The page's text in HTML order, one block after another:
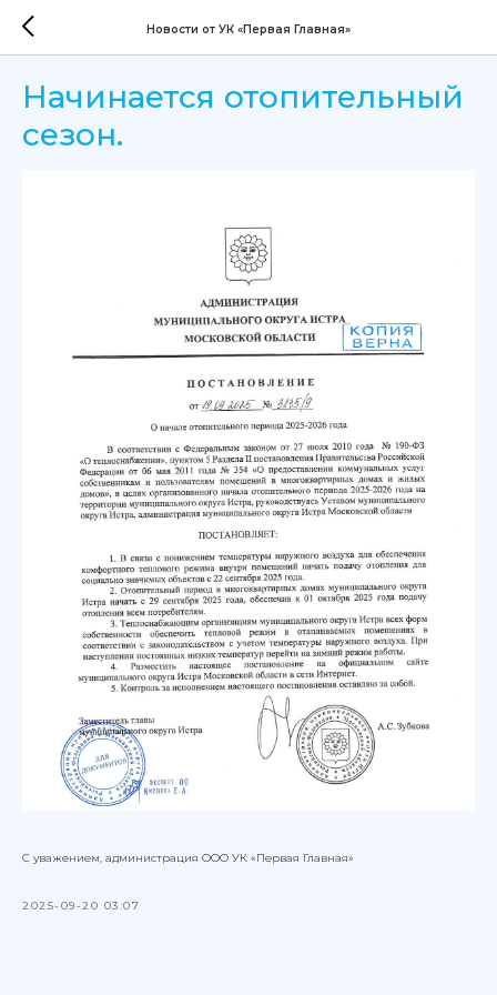
Новости от УК «Первая Главная»
Начинается отопительный
сезон.
С уважением, администрация ООО УК «Первая Главная»
2025-09-20 03:07